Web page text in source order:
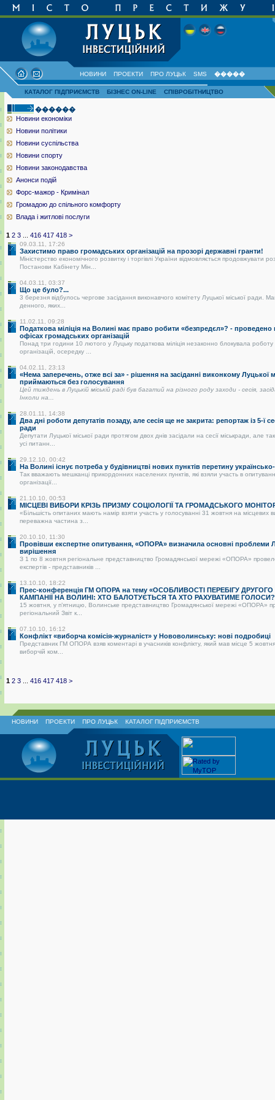
НОВИНИ ПРОЕКТИ ПРО ЛУЦЬК SMS �����
КАТАЛОГ ПІДПРИЄМСТВ БІЗНЕС ON-LINE СПІВРОБІТНИЦТВО
������
Новини економіки
Новини політики
Новини суспільства
Новини спорту
Новини законодавства
Анонси подій
Форс-мажор - Кримінал
Громадою до спільного комфорту
Влада і житлові послуги
1 2 3 416 417 418 >
09.03.11, 17:26
Захистимо право громадських організацій на прозорі державні гранти!
Міністерство економічного розвитку і торгівлі України відмовляється продовжувати
Постанови Кабінету Мін...
04.03.11, 03:37
Що це було?...
3 березня відбулось чергове засідання виконавчого комітету Луцької міської ради.
денного, яких...
11.02.11, 09:28
Податкова міліція на Волині має право робити «безпредєл»? -
офісах громадських організацій
Понад три години 10 лютого у Луцьку податкова міліція незаконно блокувала
організацій, осередку ...
04.02.11, 23:13
«Нема заперечень, отже всі за» - рішення на засіданні виконкому Луцької
приймаються без голосування
Цей тиждень в Луцькій міській раді був багатий на різного роду заходи - сесія,
Інколи на...
28.01.11, 14:38
Два дні роботи депутатів позаду, але сесія ще не закрита: репортаж із 5-ї
ради
Депутати Луцької міської ради протягом двох днів засідали на сесії міськради, але
усі питанн...
29.12.10, 00:42
На Волині існує потреба у будівництві нових пунктів перетину
Так вважають мешканці прикордонних населених пунктів, які взяли участь в
організації...
21.10.10, 00:53
МІСЦЕВІ ВИБОРИ КРІЗЬ ПРИЗМУ СОЦІОЛОГІЇ ТА ГРОМАДСЬКОГО
«Більшість опитаних мають намір взяти участь у голосуванні 31 жовтня на місцевих
переважна частина з...
20.10.10, 11:30
Провівши експертне опитування, «ОПОРА» визначила основні проблеми
вирішення
З 1 по 8 жовтня регіональне представництво Громадянської мережі «ОПОРА»
експертів - представників ...
13.10.10, 18:22
Прес-конференція ГМ ОПОРА на тему «ОСОБЛИВОСТІ ПЕРЕБІГУ
КАМПАНІЇ НА ВОЛИНІ: ХТО БАЛОТУЄТЬСЯ ТА ХТО РАХУВАТИМЕ
15 жовтня, у п’ятницю, Волинське представництво Громадянської мережі «ОПОРА»
регіональний Звіт к...
07.10.10, 16:12
Конфлікт «виборча комісія-журналіст» у Нововолинську: нові подробиці
Представник ГМ ОПОРА взяв коментарі в учасників конфлікту, який мав місце 5 жовтня
виборчій ком...
1 2 3 416 417 418 >
НОВИНИ ПРОЕКТИ ПРО ЛУЦЬК КАТАЛОГ ПІДПРИЄМСТВ